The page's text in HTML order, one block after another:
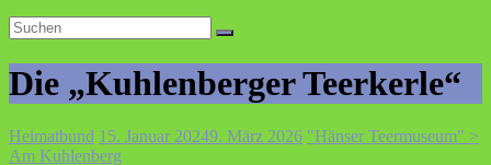
Die „Kuhlenberger Teerkerle“
Heimatbund 15. Januar 20249. März 2026 "Hänser Teermuseum" >
Am Kuhlenberg